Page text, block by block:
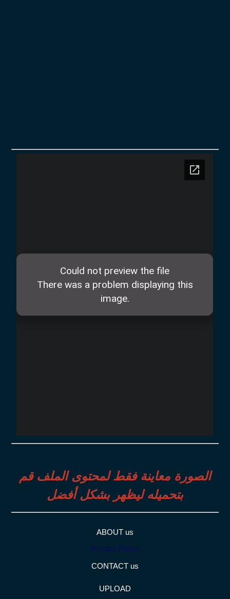
الصورة معاينة فقط لمحتوى الملف قم
بتحميله ليظهر بشكل أفضل
ABOUT us
Privacy Policy
CONTACT us
UPLOAD